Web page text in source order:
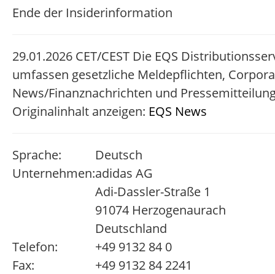
Ende der Insiderinformation
29.01.2026 CET/CEST Die EQS
umfassen gesetzliche Meldepflichten,
News/Finanznachrichten und
Originalinhalt anzeigen: EQS News
Sprache:
Deutsch
Unternehmen:adidas AG
Adi-Dassler-Straße 1
91074 Herzogenaurach
Deutschland
Telefon:
+49 9132 84 0
Fax:
+49 9132 84 2241